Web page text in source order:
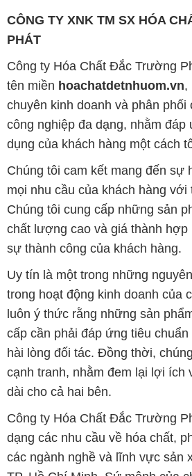
Uy tín là một trong những
trong hoạt động kinh doanh của
luôn ý thức rằng những sản
cấp cần phải đáp ứng tiêu
hài lòng đối tác. Đồng thời,
cạnh tranh, nhằm đem lại lợi ích
dài cho cả hai bên.
Công ty Hóa Chất Đắc Trường
dạng các nhu cầu về hóa chất,
các ngành nghề và lĩnh vực sản
TP. Hồ Chí Minh. Sứ mệnh của
và phân phối những sản phẩm
chất lượng và có giá thành tốt
Chúng tôi tự hào có đội ngũ
và am hiểu sâu về ngành hóa
chúng tôi luôn sẵn sàng tư vấn
một cách chuyên nghiệp, nhằm
cầu và giải pháp tốt nhất cho
Để biết thêm thông tin chi tiết và
khách hàng có thể truy cập vào
tôi tại địa chỉ
mong được phục vụ và xây dựng
dài, hợp tác cùng phát triển cùng